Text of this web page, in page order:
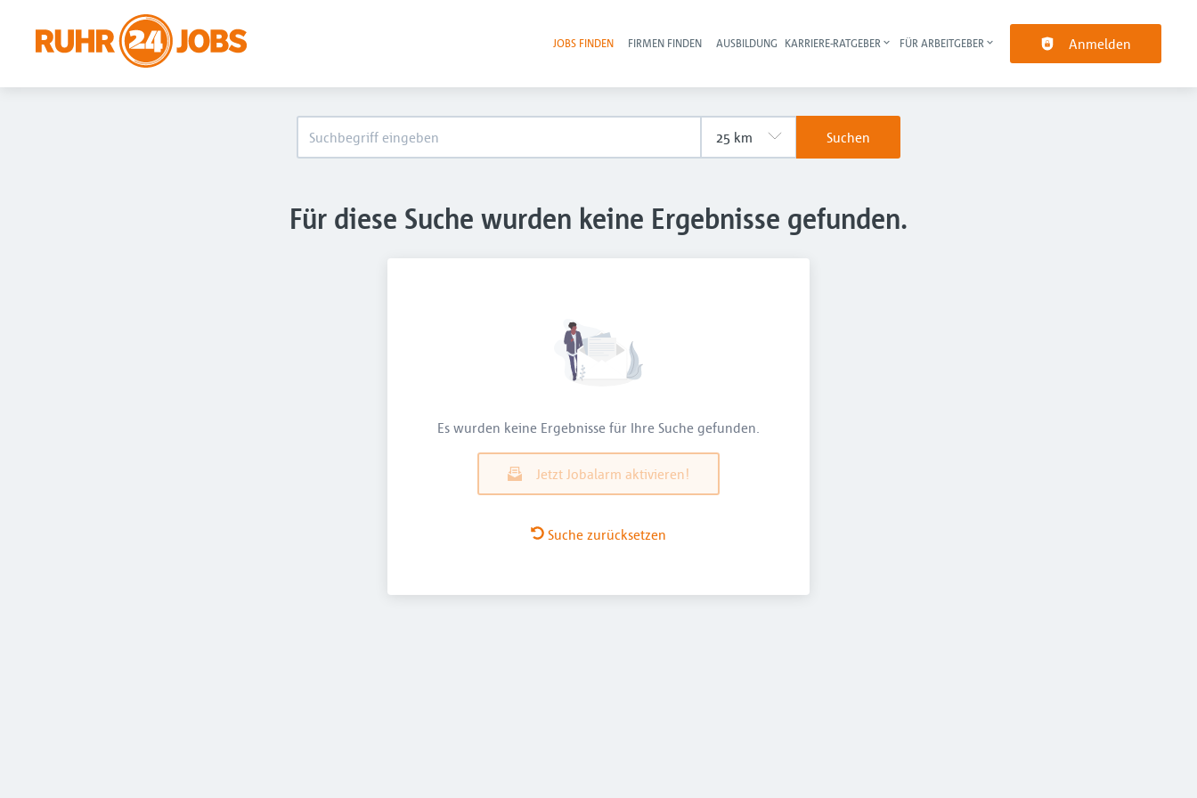
Haupt-Navigation
JOBS FINDEN FIRMEN FINDEN AUSBILDUNG KARRIERE-RATGEBER FÜR ARBEITGEBER Anmelden
Suchen
Für diese Suche wurden keine Ergebnisse gefunden.
Es wurden keine Ergebnisse für Ihre Suche gefunden.
Jetzt Jobalarm aktivieren!
Suche zurücksetzen